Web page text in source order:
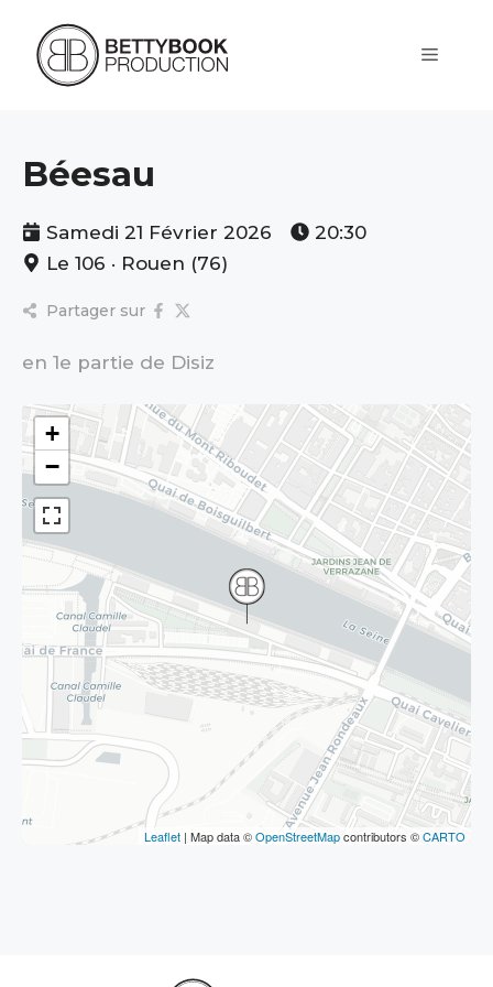
contenu
Béesau
Samedi 21 Février 2026
20:30
Le 106 · Rouen (76)
Partager sur
en 1e partie de Disiz
+
−
Leaflet | Map data ©OpenStreetMapcontributors ©CARTO